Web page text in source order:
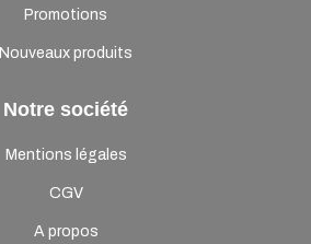
Promotions
Nouveaux produits
Notre société
Mentions légales
CGV
A propos